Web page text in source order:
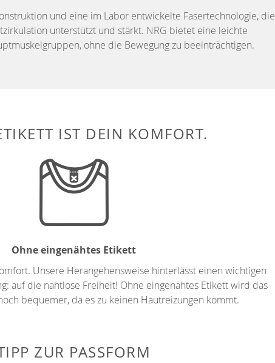
und eine im Labor entwickelte Fasertechnologie, die
unterstützt und stärkt. NRG bietet eine leichte
ohne die Bewegung zu beeinträchtigen.
IST DEIN KOMFORT.
Ohne eingenähtes Etikett
Unsere Herangehensweise hinterlässt einen wichtigen
auf die nahtlose Freiheit! Ohne eingenähtes Etikett wird das
bequemer, da es zu keinen Hautreizungen kommt.
ZUR PASSFORM